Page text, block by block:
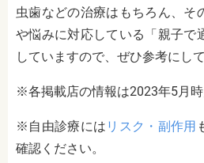
虫歯などの治療はもちろん、そ
や悩みに対応している「親子で
していますので、ぜひ参考にし
※各掲載店の情報は2023年5月時
※自由診療には リスク・副作用
確認ください。